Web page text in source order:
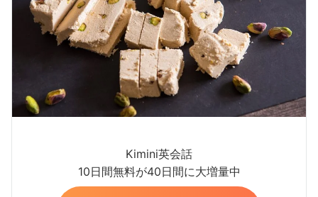
Kimini英会話
10日間無料が40日間に大増量中